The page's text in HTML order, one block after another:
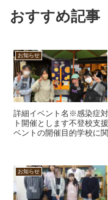
おすすめ記事
お知らせ
詳細イベント名※感染症
ト開催とします不登校支
ベントの開催目的学校に
お知らせ